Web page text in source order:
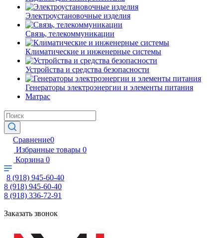
Электроустановочные изделия
Связь, телекоммуникации
Климатические и инженерные системы
Устройства и средства безопасности
Генераторы электроэнергии и элементы питания
Матрас
Сравнение0
Избранные товары 0
Корзина 0
8 (918) 945-60-40
8 (918) 945-60-40
8 (918) 336-72-91
Заказать звонок